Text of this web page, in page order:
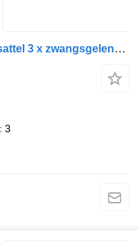
Faymonville F-S43 MEGA Telesattel 3 x zwangsgelenkt Nr.: 333
3